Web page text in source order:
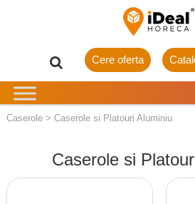
Cere oferta
Caserole> Caserole si Platouri Aluminiu
Caserole si